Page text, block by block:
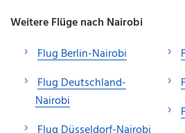
Weitere Flüge nach Nairobi
Flug Berlin-Nairobi
Flug Deutschland-
Nairobi